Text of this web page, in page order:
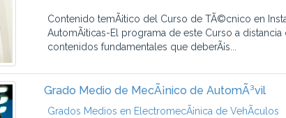
Contenido temÃ¡tico del Curso de TÃ©cnico en
AutomÃ¡ticas-El programa de este Curso a
contenidos fundamentales que deberÃ¡s...
Grado Medio de MecÃ¡nico de AutomÃ³vil
Grados Medios en ElectromecÃ¡nica de VehÃ­culos